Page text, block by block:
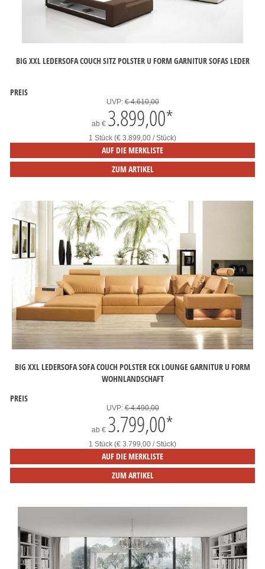
BIG XXL LEDERSOFA COUCH SITZ POLSTER U FORM GARNITUR SOFAS LEDER
PREIS
UVP:€ 4.610,00
ab € 3.899,00*
1 Stück (€ 3.899,00 / Stück)
AUF DIE MERKLISTE
ZUM ARTIKEL
BIG XXL LEDERSOFA SOFA COUCH POLSTER ECK LOUNGE GARNITUR U FORM
WOHNLANDSCHAFT
PREIS
UVP:€ 4.490,00
ab € 3.799,00*
1 Stück (€ 3.799,00 / Stück)
AUF DIE MERKLISTE
ZUM ARTIKEL